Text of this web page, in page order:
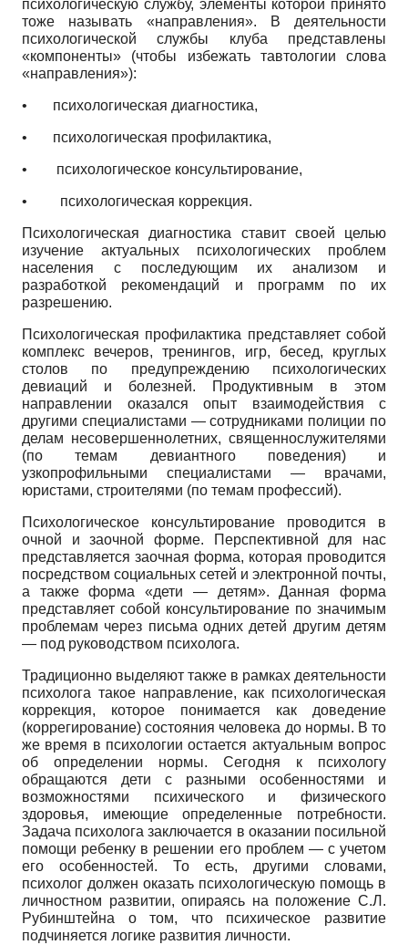
психологическую службу, элементы которой принято
тоже называть «направления». В деятельности
психологической службы клуба представлены
«компоненты» (чтобы избежать тавтологии слова
«направления»):
• психологическая диагностика,
• психологическая профилактика,
• психологическое консультирование,
• психологическая коррекция.
Психологическая диагностика ставит своей целью
изучение актуальных психологических проблем
населения с последующим их анализом и
разработкой рекомендаций и программ по их
разрешению.
Психологическая профилактика представляет собой
комплекс вечеров, тренингов, игр, бесед, круглых
столов по предупреждению психологических
девиаций и болезней. Продуктивным в этом
направлении оказался опыт взаимодействия с
другими специалистами — сотрудниками полиции по
делам несовершеннолетних, священнослужителями
(по темам девиантного поведения) и
узкопрофильными специалистами — врачами,
юристами, строителями (по темам профессий).
Психологическое консультирование проводится в
очной и заочной форме. Перспективной для нас
представляется заочная форма, которая проводится
посредством социальных сетей и электронной почты,
а также форма «дети — детям». Данная форма
представляет собой консультирование по значимым
проблемам через письма одних детей другим детям
— под руководством психолога.
Традиционно выделяют также в рамках деятельности
психолога такое направление, как психологическая
коррекция, которое понимается как доведение
(коррегирование) состояния человека до нормы. В то
же время в психологии остается актуальным вопрос
об определении нормы. Сегодня к психологу
обращаются дети с разными особенностями и
возможностями психического и физического
здоровья, имеющие определенные потребности.
Задача психолога заключается в оказании посильной
помощи ребенку в решении его проблем — с учетом
его особенностей. То есть, другими словами,
психолог должен оказать психологическую помощь в
личностном развитии, опираясь на положение С.Л.
Рубинштейна о том, что психическое развитие
подчиняется логике развития личности.